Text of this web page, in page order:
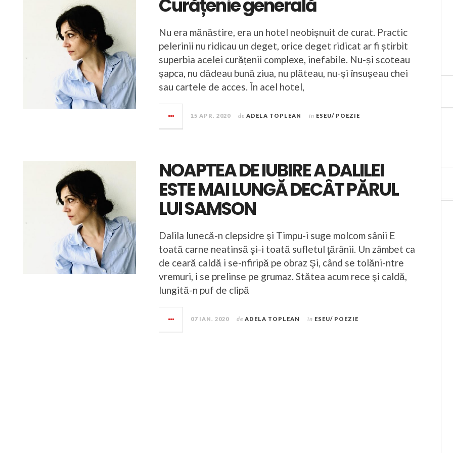
Curățenie generală
Nu era mănăstire, era un hotel neobișnuit de curat. Practic
pelerinii nu ridicau un deget, orice deget ridicat ar fi știrbit
superbia acelei curățenii complexe, inefabile. Nu-și scoteau
șapca, nu dădeau bună ziua, nu plăteau, nu-și însușeau chei
sau cartele de acces. În acel hotel,
15 APR. 2020 de ADELA TOPLEAN în ESEU/ POEZIE
NOAPTEA DE IUBIRE A DALILEI
ESTE MAI LUNGĂ DECÂT PĂRUL
LUI SAMSON
Dalila lunecă-n clepsidre şi Timpu-i suge molcom sânii E
toată carne neatinsă şi-i toată sufletul ţărânii. Un zâmbet ca
de ceară caldă i se-nfiripă pe obraz Şi, când se tolăni-ntre
vremuri, i se prelinse pe grumaz. Stătea acum rece şi caldă,
lungită-n puf de clipă
07 IAN. 2020 de ADELA TOPLEAN în ESEU/ POEZIE